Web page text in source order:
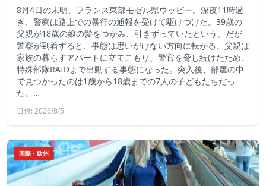
8月4日の未明、フランス東部モゼル県ウッピー。深夜11時過
ぎ、警察は路上での暴行の通報を受けて駆けつけた。39歳の
父親が18歳の娘の髪をつかみ、引きずっていたという。だが
警察が到着すると、事態は思いがけない方向に転がる。父親は
家族の暮らすアパートに立てこもり、警官を脅し続けたため、
特殊部隊RAIDまで出動する事態になった。突入後、部屋の中
で見つかったのは1歳から18歳までの7人の子どもたちだっ
た。…
日付: 2026/8/5
国際・欧州